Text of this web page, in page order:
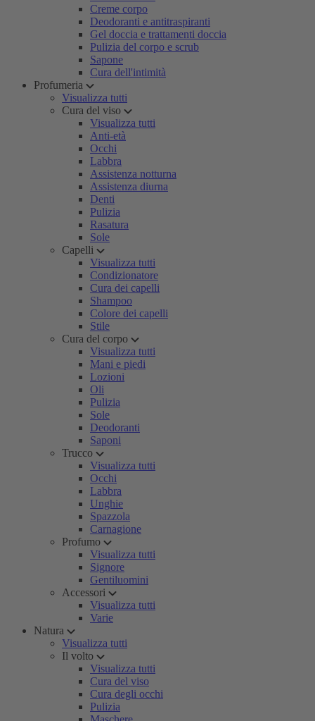
Creme corpo
Deodoranti e antitraspiranti
Gel doccia e trattamenti doccia
Pulizia del corpo e scrub
Sapone
Cura dell'intimità
Profumeria
Visualizza tutti
Cura del viso
Visualizza tutti
Anti-età
Occhi
Labbra
Assistenza notturna
Assistenza diurna
Denti
Pulizia
Rasatura
Sole
Capelli
Visualizza tutti
Condizionatore
Cura dei capelli
Shampoo
Colore dei capelli
Stile
Cura del corpo
Visualizza tutti
Mani e piedi
Lozioni
Oli
Pulizia
Sole
Deodoranti
Saponi
Trucco
Visualizza tutti
Occhi
Labbra
Unghie
Spazzola
Carnagione
Profumo
Visualizza tutti
Signore
Gentiluomini
Accessori
Visualizza tutti
Varie
Natura
Visualizza tutti
Il volto
Visualizza tutti
Cura del viso
Cura degli occhi
Pulizia